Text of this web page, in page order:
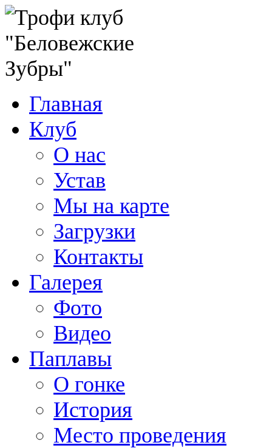
Главная
Клуб
О нас
Устав
Мы на карте
Загрузки
Контакты
Галерея
Фото
Видео
Паплавы
О гонке
История
Место проведения